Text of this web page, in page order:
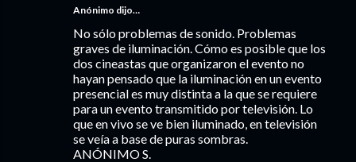
Anónimo dijo…
No sólo problemas de sonido. Problemas
graves de iluminación. Cómo es posible que los
dos cineastas que organizaron el evento no
hayan pensado que la iluminación en un evento
presencial es muy distinta a la que se requiere
para un evento transmitido por televisión. Lo
que en vivo se ve bien iluminado, en televisión
se veía a base de puras sombras.
ANÓNIMO S.